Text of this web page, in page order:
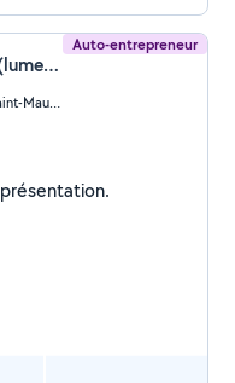
Auto-entrepreneur
Tiffanie Ville Bertaux (lumeandya)
Saint-Maurice-de-Rémens (Saint-Maurice-de-Rémens)
Je n'ai pas encore renseigné ma présentation.